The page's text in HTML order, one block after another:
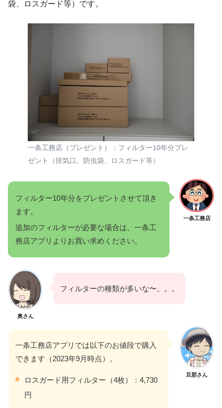
袋、ロスガード等）です。
一条工務店（プレゼント）：フィルター10年分プレ
ゼント（排気口、防虫袋、ロスガード等）
一条工務店
フィルター10年分をプレゼントさせて頂き
ます。
追加のフィルターが必要な場合は、一条工
務店アプリよりお買い求めください。
奥さん
フィルターの種類が多いな〜。。。
旦那さん
一条工務店アプリでは以下のお値段で購入
できます（2023年9月時点）。
ロスガード用フィルター（4枚）：4,730
円